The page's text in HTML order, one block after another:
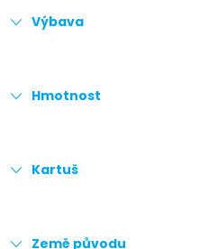
Výbava
Hmotnost
Kartuš
Země původu